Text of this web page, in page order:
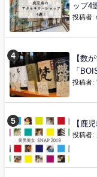
ップ4
投稿者:
【数
「
投稿者:
【鹿
投稿者: